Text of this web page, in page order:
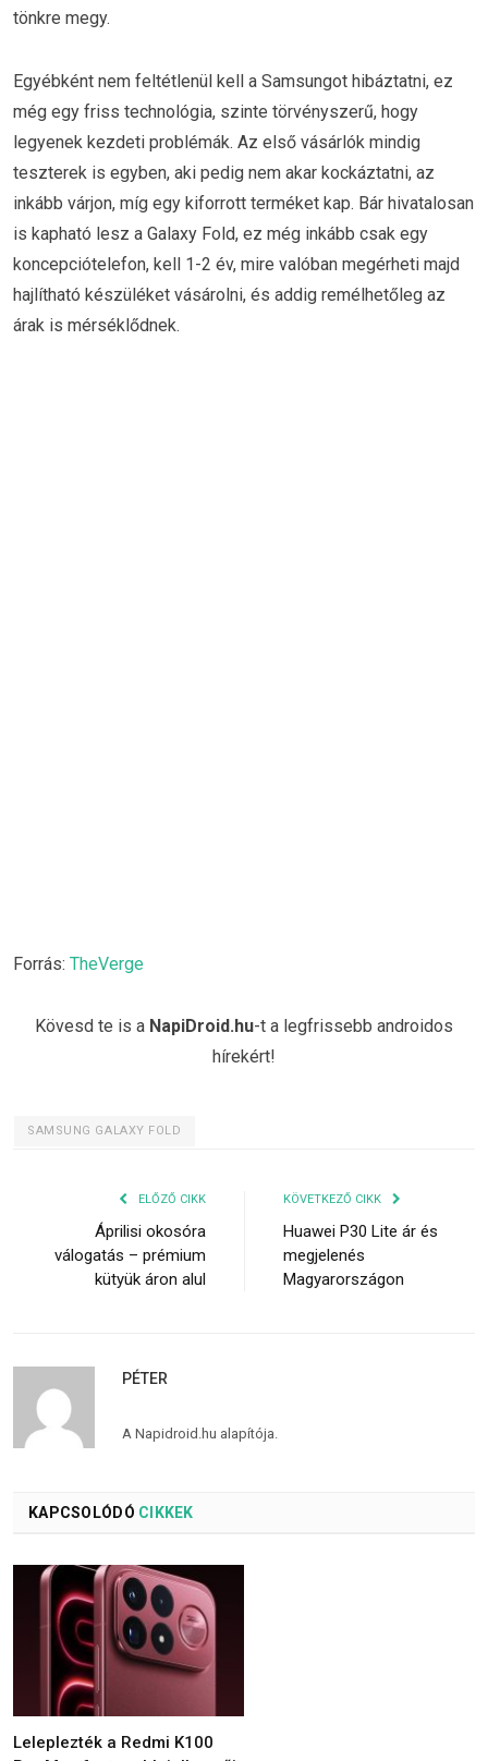
tönkre megy.
Egyébként nem feltétlenül kell a Samsungot hibáztatni, ez
még egy friss technológia, szinte törvényszerű, hogy
legyenek kezdeti problémák. Az első vásárlók mindig
teszterek is egyben, aki pedig nem akar kockáztatni, az
inkább várjon, míg egy kiforrott terméket kap. Bár hivatalosan
is kapható lesz a Galaxy Fold, ez még inkább csak egy
koncepciótelefon, kell 1-2 év, mire valóban megérheti majd
hajlítható készüléket vásárolni, és addig remélhetőleg az
árak is mérséklődnek.
Forrás: TheVerge
Kövesd te is a NapiDroid.hu-t a legfrissebb androidos
hírekért!
SAMSUNG GALAXY FOLD
ELŐZŐ CIKK
Áprilisi okosóra
válogatás – prémium
kütyük áron alul
KÖVETKEZŐ CIKK
Huawei P30 Lite ár és
megjelenés
Magyarországon
PÉTER
A Napidroid.hu alapítója.
KAPCSOLÓDÓ CIKKEK
Leleplezték a Redmi K100